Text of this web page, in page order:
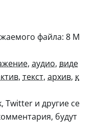
файла: 8 М
, аудио, виде
, текст, архив, к
Twitter и другие се
будут